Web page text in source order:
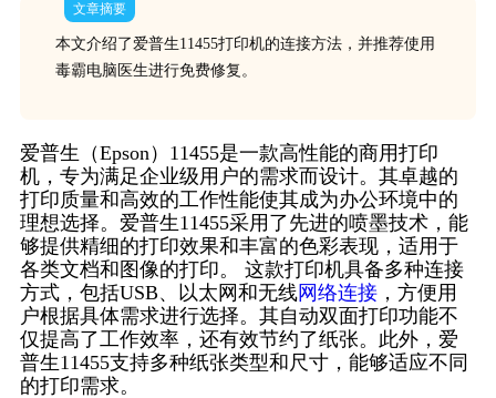
文章摘要
本文介绍了爱普生11455打印机的连接方法，并推荐使用
毒霸电脑医生进行免费修复。
爱普生（Epson）11455是一款高性能的商用打印
机，专为满足企业级用户的需求而设计。其卓越的
打印质量和高效的工作性能使其成为办公环境中的
理想选择。爱普生11455采用了先进的喷墨技术，能
够提供精细的打印效果和丰富的色彩表现，适用于
各类文档和图像的打印。 这款打印机具备多种连接
方式，包括USB、以太网和无线网络连接，方便用
户根据具体需求进行选择。其自动双面打印功能不
仅提高了工作效率，还有效节约了纸张。此外，爱
普生11455支持多种纸张类型和尺寸，能够适应不同
的打印需求。